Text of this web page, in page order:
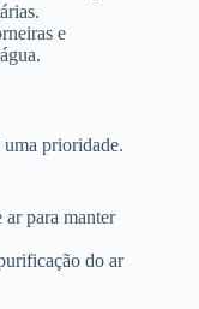
e
prioridade.
para manter
do ar